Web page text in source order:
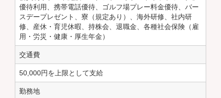
優待利用、携帯電話優待、ゴルフ場プレー料金優待、バー
スデープレゼント、寮（規定あり）、海外研修、社内研
修、産休・育児休暇、持株会、退職金、各種社会保険（雇
用・労災・健康・厚生年金）
交通費
50,000円を上限として支給
勤務地